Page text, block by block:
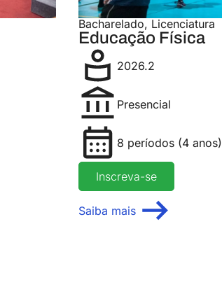
Bacharelado, Licenciatura
Educação Física
2026.2
Presencial
8 períodos (4 anos)
Inscreva-se
Saiba mais